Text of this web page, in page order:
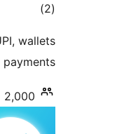
(2 مجموع)
wallets
2,000+ نصب فعال